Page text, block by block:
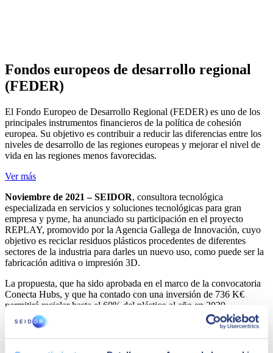
Fondos europeos de desarrollo regional
(FEDER)
El Fondo Europeo de Desarrollo Regional (FEDER) es uno de los
principales instrumentos financieros de la política de cohesión
europea. Su objetivo es contribuir a reducir las diferencias entre los
niveles de desarrollo de las regiones europeas y mejorar el nivel de
vida en las regiones menos favorecidas.
Ver más
Noviembre de 2021 – SEIDOR, consultora tecnológica
especializada en servicios y soluciones tecnológicas para gran
empresa y pyme, ha anunciado su participación en el proyecto
REPLAY, promovido por la Agencia Gallega de Innovación, cuyo
objetivo es reciclar residuos plásticos procedentes de diferentes
sectores de la industria para darles un nuevo uso, como puede ser la
fabricación aditiva o impresión 3D.
La propuesta, que ha sido aprobada en el marco de la convocatoria
Conecta Hubs, y que ha contado con una inversión de 736 K€
permitirá reciclar hasta el 60% del plástico al año en 2030.
La iniciativa, en la que ha participado un consorcio formado por las
empresas Utingal, Enso, Moveratus, Ecoplas y SEIDOR, tiene